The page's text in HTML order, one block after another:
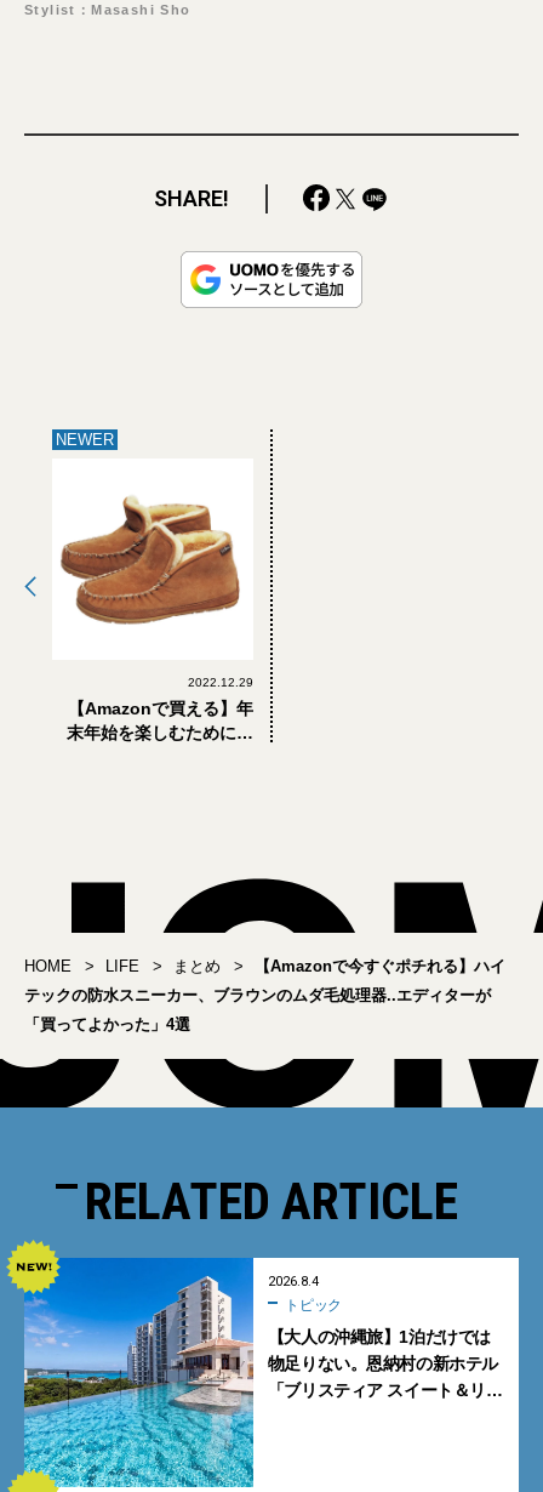
Stylist：Masashi Sho
SHARE!
NEWER
2022.12.29
【Amazonで買える】年
末年始を楽しむために、
HOME LIFE まとめ
【Amazonで今すぐポチれる】ハイ
テックの防水スニーカー、ブラウンのムダ毛処理器..エディターが
「買ってよかった」4選
RELATED ARTICLE
2026.8.4
トピック
【大人の沖縄旅】1泊だけでは
物足りない。恩納村の新ホテル
「ブリスティア スイート＆リ